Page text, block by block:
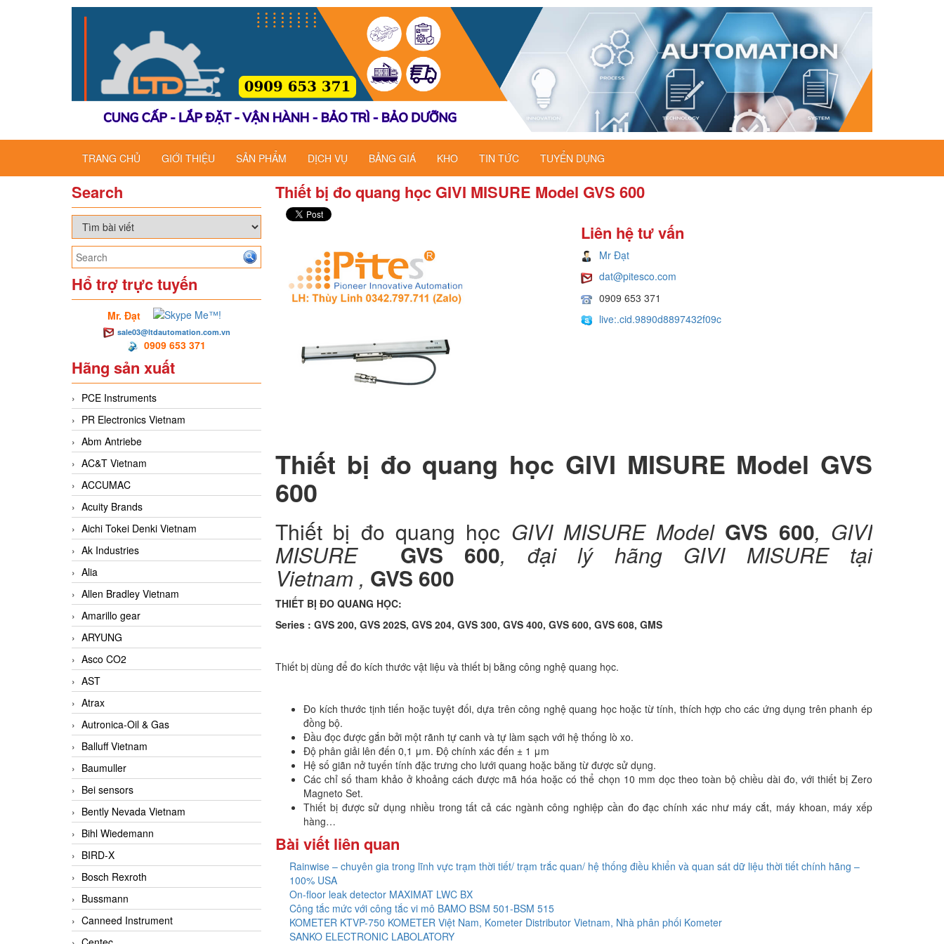
TRANG CHỦ GIỚI THIỆU SẢN PHẨM DỊCH VỤ BẢNG GIÁ KHO TIN TỨC TUYỂN DỤNG
Search
Hổ trợ trực tuyến
Mr. Đạt
sale03@ltdautomation.com.vn
0909 653 371
Hãng sản xuất
PCE Instruments
PR Electronics Vietnam
Abm Antriebe
AC&T Vietnam
ACCUMAC
Acuity Brands
Aichi Tokei Denki Vietnam
Ak Industries
Alia
Allen Bradley Vietnam
Amarillo gear
ARYUNG
Asco CO2
AST
Atrax
Autronica-Oil & Gas
Balluff Vietnam
Baumuller
Bei sensors
Bently Nevada Vietnam
Bihl Wiedemann
BIRD-X
Bosch Rexroth
Bussmann
Canneed Instrument
Thiết bị đo quang học GIVI MISURE Model GVS 600
Liên hệ tư vấn
Mr Đạt
dat@pitesco.com
0909 653 371
live:.cid.9890d8897432f09c
Thiết bị đo quang học GIVI MISURE Model GVS
600
Thiết bị đo quang học GIVI MISURE Model GVS 600, GIVI
MISURE GVS 600, đại lý hãng GIVI MISURE tại
Vietnam , GVS 600
THIẾT BỊ ĐO QUANG HỌC:
Series : GVS 200, GVS 202S, GVS 204, GVS 300, GVS 400, GVS 600, GVS 608, GMS
Thiết bị dùng để đo kích thước vật liệu và thiết bị bằng công nghệ quang học.
Đo kích thước tịnh tiến hoặc tuyệt đối, dựa trên công nghệ quang học hoặc từ tính, thích hợp cho các ứng dụng trên phanh ép
đồng bộ.
Đầu đọc được gắn bởi một rãnh tự canh và tự làm sạch với hệ thống lò xo.
Độ phân giải lên đến 0,1 μm. Độ chính xác đến ± 1 μm
Hệ số giãn nở tuyến tính đặc trưng cho lưới quang hoặc băng từ được sử dụng.
Các chỉ số tham khảo ở khoảng cách được mã hóa hoặc có thể chọn 10 mm dọc theo toàn bộ chiều dài đo, với thiết bị Zero
Magneto Set.
Thiết bị được sử dụng nhiều trong tất cả các ngành công nghiệp cần đo đạc chính xác như máy cắt, máy khoan, máy xếp
hàng…
Bài viết liên quan
Rainwise – chuyên gia trong lĩnh vực trạm thời tiết/ trạm trắc quan/ hệ thống điều khiển và quan sát dữ liệu thời tiết chính hãng –
100% USA
On-floor leak detector MAXIMAT LWC BX
Công tắc mức với công tắc vi mô BAMO BSM 501-BSM 515
KOMETER KTVP-750 KOMETER Việt Nam, Kometer Distributor Vietnam, Nhà phân phối Kometer
SANKO ELECTRONIC LABOLATORY